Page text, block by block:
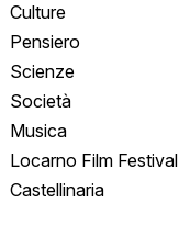
Culture
Pensiero
Scienze
Società
Musica
Locarno Film Festival
Castellinaria